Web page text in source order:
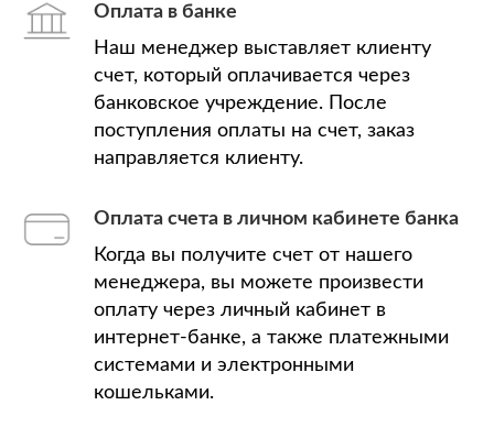
Оплата в банке
Наш менеджер выставляет клиенту
счет, который оплачивается через
банковское учреждение. После
поступления оплаты на счет, заказ
направляется клиенту.
Оплата счета в личном кабинете банка
Когда вы получите счет от нашего
менеджера, вы можете произвести
оплату через личный кабинет в
интернет-банке, а также платежными
системами и электронными
кошельками.